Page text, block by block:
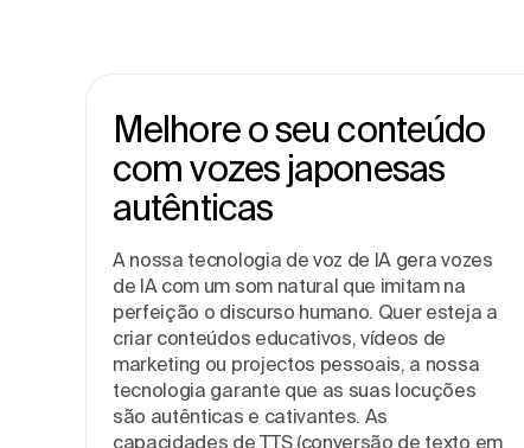
Melhore o seu conteúdo
com vozes japonesas
autênticas
A nossa tecnologia de voz de IA gera vozes
de IA com um som natural que imitam na
perfeição o discurso humano. Quer esteja a
criar conteúdos educativos, vídeos de
marketing ou projectos pessoais, a nossa
tecnologia garante que as suas locuções
são autênticas e cativantes. As
capacidades de TTS (conversão de texto em